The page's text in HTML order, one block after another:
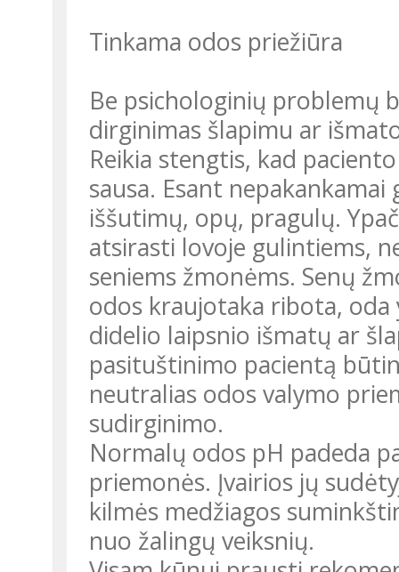
Tinkama odos priežiūra
Be psichologinių problemų
dirginimas šlapimu ar
Reikia stengtis, kad
sausa. Esant
iššutimų, opų, pragulų.
atsirasti lovoje gulintiems,
seniems žmonėms. Senų
odos kraujotaka ribota, oda
didelio laipsnio išmatų ar
pasituštinimo pacientą
neutralias odos valymo
sudirginimo.
Normalų odos pH padeda
priemonės. Įvairios jų
kilmės medžiagos
nuo žalingų veiksnių.